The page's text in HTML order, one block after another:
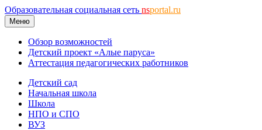
Образовательная социальная сеть nsportal.ru
Меню
Обзор возможностей
Детский проект «Алые паруса»
Аттестация педагогических работников
Детский сад
Начальная школа
Школа
НПО и СПО
ВУЗ